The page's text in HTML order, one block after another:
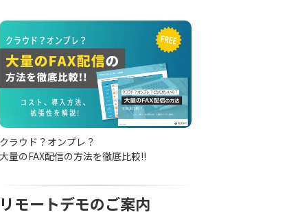
クラウド？オンプレ？
大量のFAX配信の方法を徹底比較!!
リモートデモのご案内